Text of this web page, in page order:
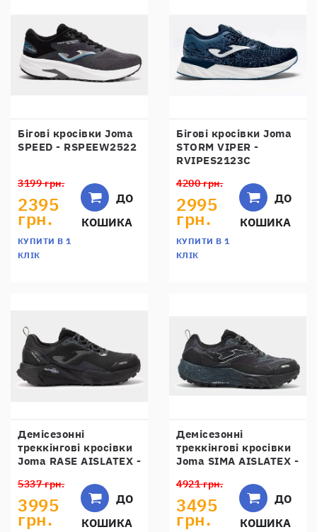
Бігові кросівки Joma
SPEED - RSPEEW2522
3199 грн.
2395
грн.
КУПИТИ В 1
КЛІК
ДО
КОШИКА
Бігові кросівки Joma
STORM VIPER -
RVIPES2123C
4200 грн.
2995
грн.
КУПИТИ В 1
КЛІК
ДО
КОШИКА
Демісезонні
треккінгові кросівки
Joma RASE AISLATEX -
5337 грн.
3995
грн.
ДО
КОШИКА
Демісезонні
треккінгові кросівки
Joma SIMA AISLATEX -
4921 грн.
3495
грн.
ДО
КОШИКА